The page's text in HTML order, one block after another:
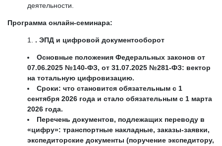
деятельности.
Программа онлайн-семинара:
. ЭПД и цифровой документооборот
Основные положения Федеральных законов от
07.06.2025 №140-ФЗ, от 31.07.2025 №281-ФЗ: вектор
на тотальную цифровизацию.
Сроки: что становится обязательным с 1
сентября 2026 года и стало обязательным с 1 марта
2026 года.
Перечень документов, подлежащих переводу в
«цифру»: транспортные накладные, заказы-заявки,
экспедиторские документы (поручение экспедитору,